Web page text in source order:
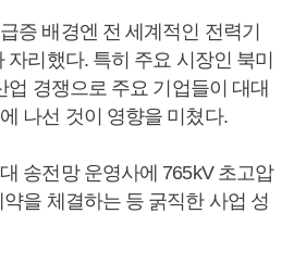
증 배경엔 전 세계적인 전력기
자리했다. 특히 주요 시장인 북미
업 경쟁으로 주요 기업들이 대대
나선 것이 영향을 미쳤다.
송전망 운영사에 765kV 초고압
을 체결하는 등 굵직한 사업 성